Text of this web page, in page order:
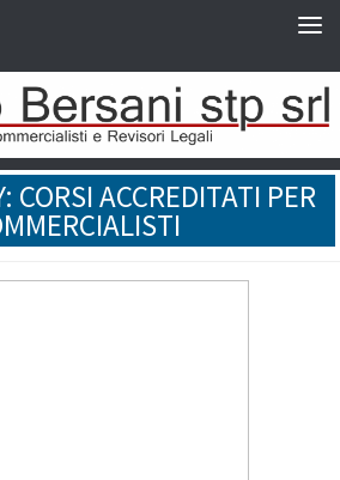
CORSI ACCREDITATI PER